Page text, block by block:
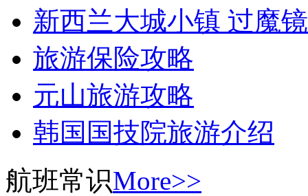
新西兰大城小镇 过魔
旅游保险攻略
元山旅游攻略
韩国国技院旅游介绍
航班常识More>>